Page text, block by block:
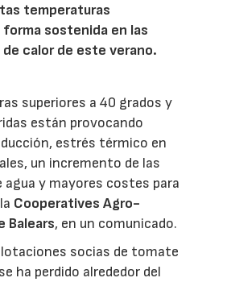
temperaturas
sostenida en las
calor de este verano.
superiores a 40 grados y
están provocando
estrés térmico en
un incremento de las
agua y mayores costes para
Cooperatives Agro-
Balears, en un comunicado.
socias de tomate
ha perdido alrededor del